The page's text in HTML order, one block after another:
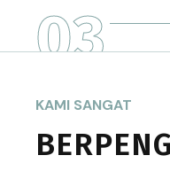
03
KAMI SANGAT